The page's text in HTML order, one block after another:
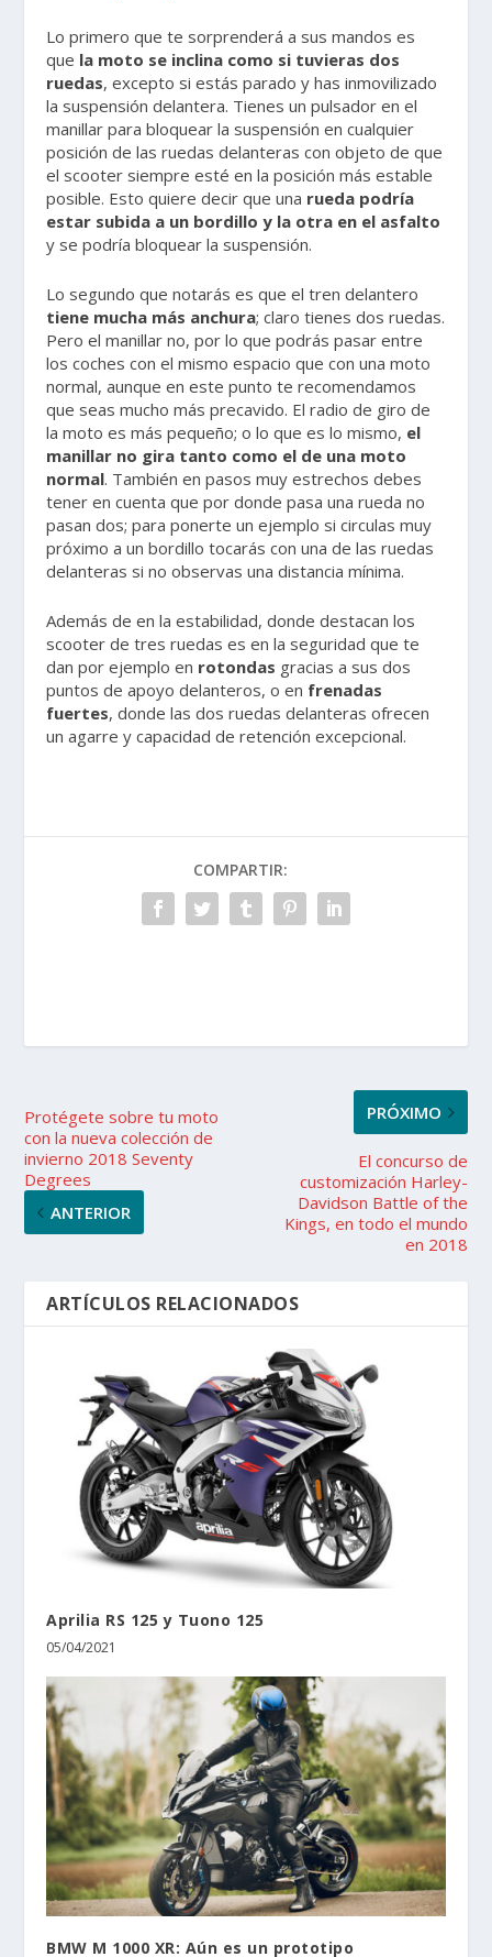
Lo primero que te sorprenderá a sus mandos es
que la moto se inclina como si tuvieras dos
ruedas, excepto si estás parado y has inmovilizado
la suspensión delantera. Tienes un pulsador en el
manillar para bloquear la suspensión en cualquier
posición de las ruedas delanteras con objeto de que
el scooter siempre esté en la posición más estable
posible. Esto quiere decir que una rueda podría
estar subida a un bordillo y la otra en el asfalto
y se podría bloquear la suspensión.
Lo segundo que notarás es que el tren delantero
tiene mucha más anchura; claro tienes dos ruedas.
Pero el manillar no, por lo que podrás pasar entre
los coches con el mismo espacio que con una moto
normal, aunque en este punto te recomendamos
que seas mucho más precavido. El radio de giro de
la moto es más pequeño; o lo que es lo mismo, el
manillar no gira tanto como el de una moto
normal. También en pasos muy estrechos debes
tener en cuenta que por donde pasa una rueda no
pasan dos; para ponerte un ejemplo si circulas muy
próximo a un bordillo tocarás con una de las ruedas
delanteras si no observas una distancia mínima.
Además de en la estabilidad, donde destacan los
scooter de tres ruedas es en la seguridad que te
dan por ejemplo en rotondas gracias a sus dos
puntos de apoyo delanteros, o en frenadas
fuertes, donde las dos ruedas delanteras ofrecen
un agarre y capacidad de retención excepcional.
COMPARTIR:
Protégete sobre tu moto
con la nueva colección de
invierno 2018 Seventy
Degrees
ANTERIOR
PRÓXIMO
El concurso de
customización Harley-
Davidson Battle of the
Kings, en todo el mundo
en 2018
ARTÍCULOS RELACIONADOS
Aprilia RS 125 y Tuono 125
05/04/2021
BMW M 1000 XR: Aún es un prototipo